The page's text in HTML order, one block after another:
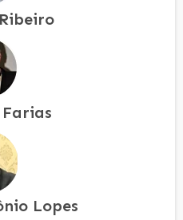
Farias
Lopes